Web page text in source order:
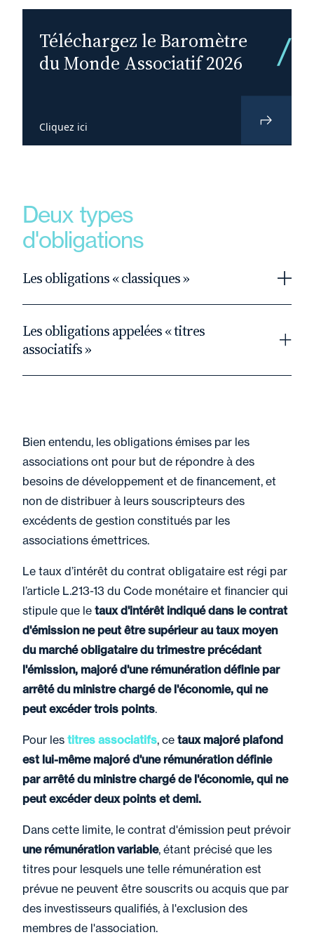
Téléchargez le Baromètre
du Monde Associatif 2026
Cliquez ici
Deux types
d'obligations
Les obligations « classiques »
durée, le taux, les conditions de
remboursement, etc.
Les obligations appelées « titres
associatifs »
d’excédents dépassant le montant nominal de
l’émission, nets des éventuels déficits
constitués durant la même période.
Ces obligations constituent des créances
subordonnées de dernier rang, sont émises
sous forme nominative, ne sont
Bien entendu, les obligations émises par les
associations ont pour but de répondre à des
besoins de développement et de financement, et
non de distribuer à leurs souscripteurs des
excédents de gestion constitués par les
associations émettrices.
Le taux d’intérêt du contrat obligataire est régi par
l’article L.213-13 du Code monétaire et financier qui
stipule que le taux d'intérêt indiqué dans le contrat
d'émission ne peut être supérieur au taux moyen
du marché obligataire du trimestre précédant
l'émission, majoré d'une rémunération définie par
arrêté du ministre chargé de l'économie, qui ne
peut excéder trois points.
Pour les titres associatifs, ce taux majoré plafond
est lui-même majoré d'une rémunération définie
par arrêté du ministre chargé de l'économie, qui ne
peut excéder deux points et demi.
Dans cette limite, le contrat d'émission peut prévoir
une rémunération variable, étant précisé que les
titres pour lesquels une telle rémunération est
prévue ne peuvent être souscrits ou acquis que par
des investisseurs qualifiés, à l'exclusion des
membres de l'association.